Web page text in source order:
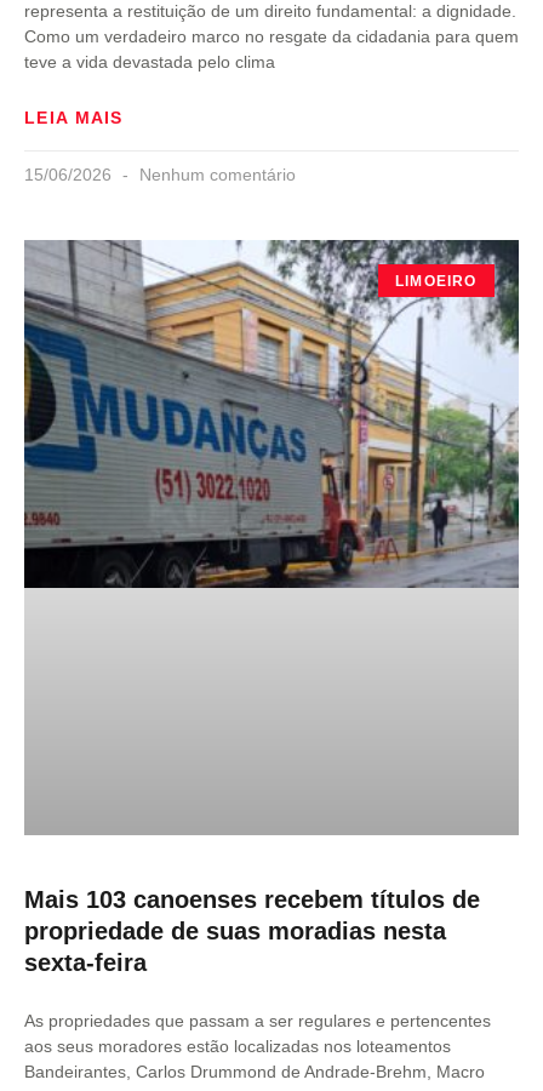
representa a restituição de um direito fundamental: a dignidade.
Como um verdadeiro marco no resgate da cidadania para quem
teve a vida devastada pelo clima
LEIA MAIS
15/06/2026 Nenhum comentário
LIMOEIRO
Mais 103 canoenses recebem títulos de
propriedade de suas moradias nesta
sexta-feira
As propriedades que passam a ser regulares e pertencentes
aos seus moradores estão localizadas nos loteamentos
Bandeirantes, Carlos Drummond de Andrade-Brehm, Macro